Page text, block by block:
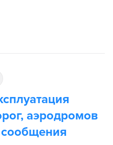
аэродромов
сообщения